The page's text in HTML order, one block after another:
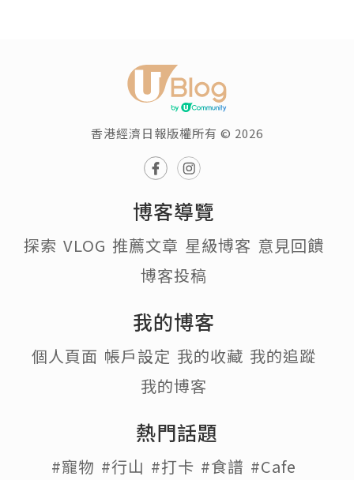
香港經濟日報版權所有 © 2026
博客導覽
探索 VLOG 推薦文章 星級博客 意見回饋
博客投稿
我的博客
個人頁面 帳戶設定 我的收藏 我的追蹤
我的博客
熱門話題
#寵物 #行山 #打卡 #食譜 #Cafe